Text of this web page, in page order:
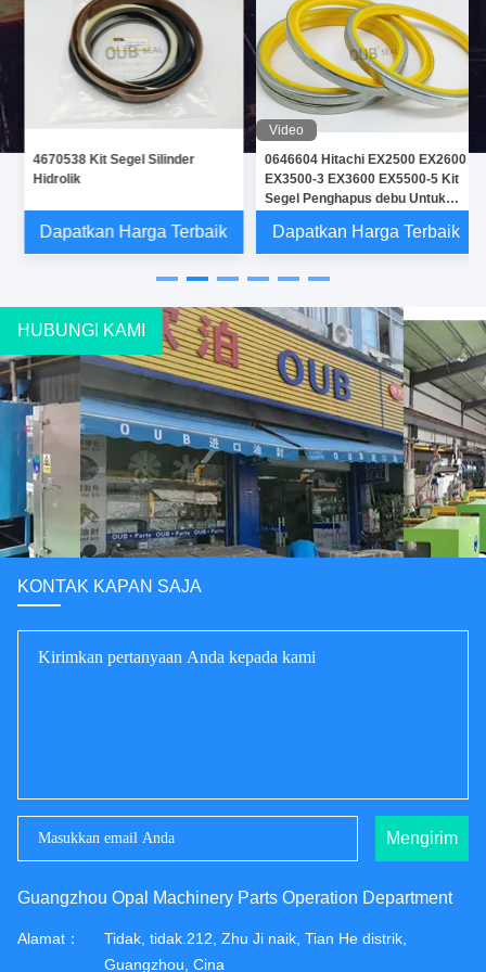
4670538 Kit Segel Silinder
Hidrolik
Dapatkan Harga Terbaik
Video
0646604 Hitachi EX2500 EX2600
EX3500-3 EX3600 EX5500-5 Kit
Segel Penghapus debu Untuk
Dapatkan Harga Terbaik
HUBUNGI KAMI
KONTAK KAPAN SAJA
Mengirim
Guangzhou Opal Machinery Parts Operation Department
Alamat：
Tidak, tidak.212, Zhu Ji naik, Tian He distrik,
Guangzhou, Cina